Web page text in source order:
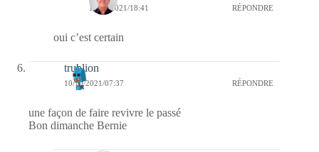
11/10/2021/18:41 RÉPONDRE
oui c’est certain
trublion
10/10/2021/07:37 RÉPONDRE
une façon de faire revivre le passé
Bon dimanche Bernie